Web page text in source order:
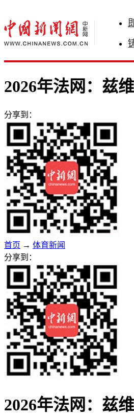
2026年法网：兹
分享到：
首页 → 体育新闻
分享到：
2026年法网：兹